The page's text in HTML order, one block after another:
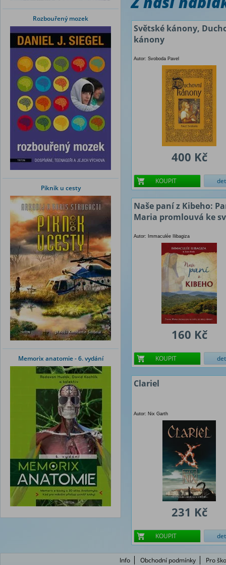
Rozbouřený mozek
Piknik u cesty
Memorix anatomie - 6. vydání
Světské kánony,
kánony
Autor: Svoboda Pavel
400 Kč
KOUPIT
Naše paní z Kibeho:
Maria promlouvá ke
Autor: Immaculée Ilibagiza
160 Kč
KOUPIT
Clariel
Autor: Nix Garth
231 Kč
KOUPIT
Info Obchodní podmínky Pro